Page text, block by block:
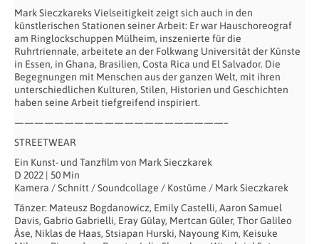
Mark Sieczkareks Vielseitigkeit zeigt sich auch in den
künstlerischen Stationen seiner Arbeit: Er war Hauschoreograf
am Ringlockschuppen Mülheim, inszenierte für die
Ruhrtriennale, arbeitete an der Folkwang Universität der Künste
in Essen, in Ghana, Brasilien, Costa Rica und El Salvador. Die
Begegnungen mit Menschen aus der ganzen Welt, mit ihren
unterschiedlichen Kulturen, Stilen, Historien und Geschichten
haben seine Arbeit tiefgreifend inspiriert.
—————————————————————–
STREETWEAR
Ein Kunst- und Tanzfilm von Mark Sieczkarek
D 2022 | 50 Min
Kamera / Schnitt / Soundcollage / Kostüme / Mark Sieczkarek
Tänzer: Mateusz Bogdanowicz, Emily Castelli, Aaron Samuel
Davis, Gabrio Gabrielli, Eray Gülay, Mertcan Güler, Thor Galileo
Àse, Niklas de Haas, Stsiapan Hurski, Nayoung Kim, Keisuke